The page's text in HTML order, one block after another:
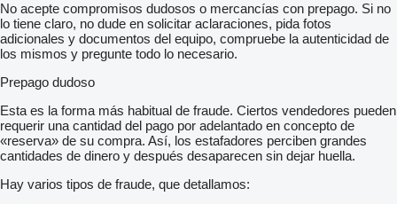
No acepte compromisos dudosos o mercancías con prepago. Si no
lo tiene claro, no dude en solicitar aclaraciones, pida fotos
adicionales y documentos del equipo, compruebe la autenticidad de
los mismos y pregunte todo lo necesario.
Prepago dudoso
Esta es la forma más habitual de fraude. Ciertos vendedores pueden
requerir una cantidad del pago por adelantado en concepto de
«reserva» de su compra. Así, los estafadores perciben grandes
cantidades de dinero y después desaparecen sin dejar huella.
Hay varios tipos de fraude, que detallamos: